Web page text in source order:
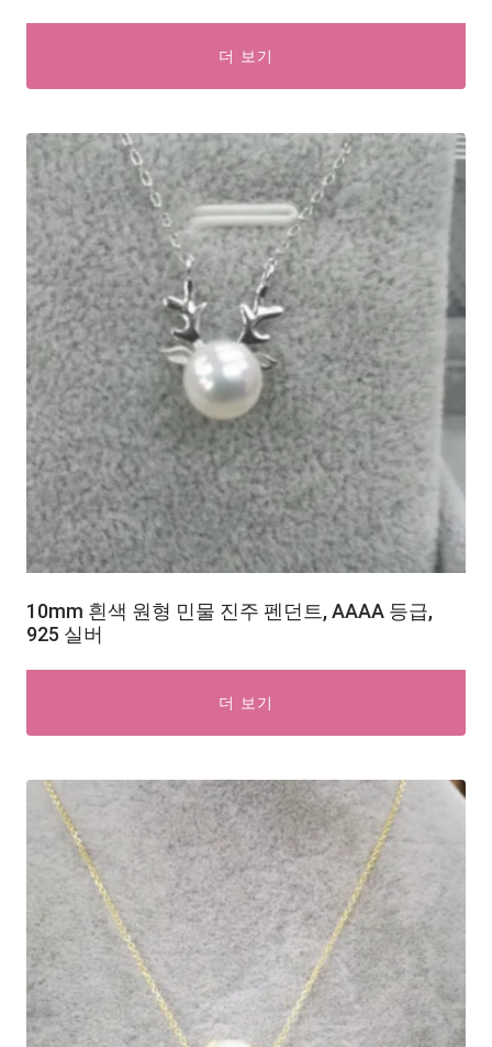
더 보기
10mm 흰색 원형 민물 진주 펜던트, AAAA 등급,
925 실버
더 보기